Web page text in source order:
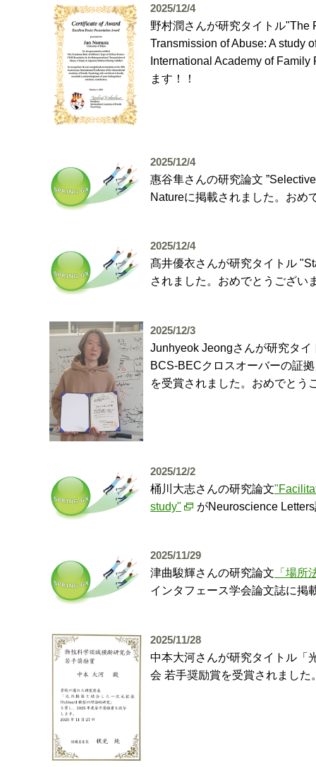
2025/12/4
野村潤さんが研究タイトル"The
Transmission of Abuse: A study
International Academy of
ます！！
2025/12/4
惠谷隼さんの研究論文
Natureに掲載されました。おめ
2025/12/4
髙井優衣さんが研究タイトル
されました。おめでとうござい
2025/12/3
Junhyeok Jeongさんが研究タ
BCS-BECクロスオーバーの証
を受賞されました。おめでとう
2025/12/2
桶川大志さんの研究論文
study"
がNeuroscience
2025/11/29
津曲駿輝さんの研究論文 「場
インタフェース学会論文誌に掲
2025/11/28
中本大河さんが研究タイトル「
会 若手奨励賞を受賞されまし